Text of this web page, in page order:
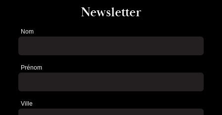
Newsletter
Newsletter
Nom
Prénom
Ville